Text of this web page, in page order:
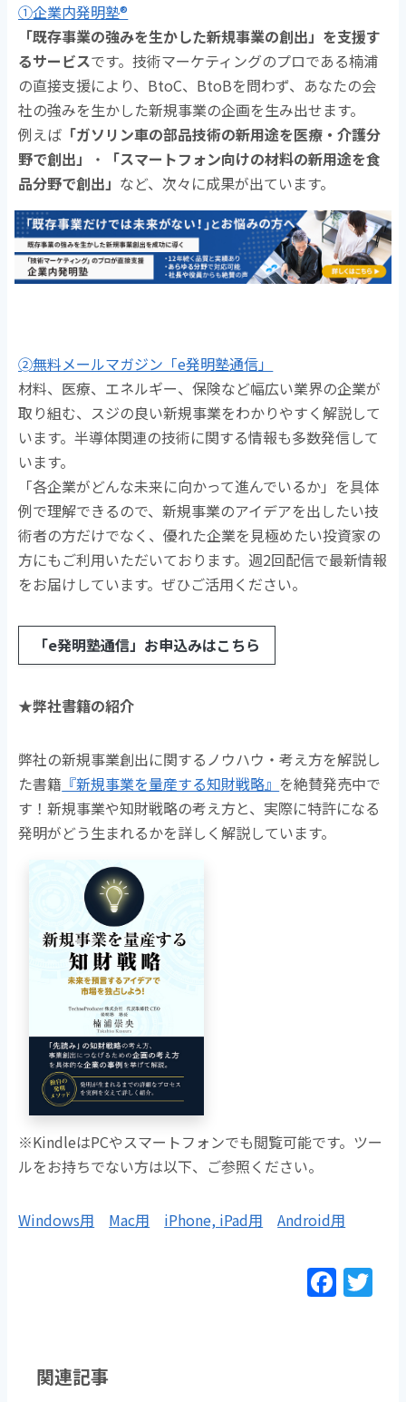
①企業内発明塾®
「既存事業の強みを生かした新規事業の創出」を支援す
るサービスです。技術マーケティングのプロである楠浦
の直接支援により、BtoC、BtoBを問わず、あなたの会
社の強みを生かした新規事業の企画を生み出せます。
例えば 「ガソリン車の部品技術の新用途を医療・介護分
野で創出」
・
「スマートフォン向けの材料の新用途を食
品分野で創出」 など、次々に成果が出ています。
➁無料メールマガジン「e発明塾通信」
材料、医療、エネルギー、保険など幅広い業界の企業が
取り組む、スジの良い新規事業をわかりやすく解説して
います。半導体関連の技術に関する情報も多数発信して
います。
「各企業がどんな未来に向かって進んでいるか」を具体
例で理解できるので、新規事業のアイデアを出したい技
術者の方だけでなく、優れた企業を見極めたい投資家の
方にもご利用いただいております。週2回配信で最新情報
をお届けしています。ぜひご活用ください。
「e発明塾通信」お申込みはこちら
★弊社書籍の紹介
弊社の新規事業創出に関するノウハウ・考え方を解説し
た書籍 『新規事業を量産する知財戦略』 を絶賛発売中で
す！新規事業や知財戦略の考え方と、実際に特許になる
発明がどう生まれるかを詳しく解説しています。
※KindleはPCやスマートフォンでも閲覧可能です。ツー
ルをお持ちでない方は以下、ご参照ください。
Windows用 Mac用 iPhone, iPad用 Android用
F
a
関連記事